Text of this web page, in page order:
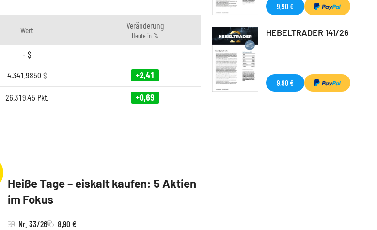
Wert Veränderung
Heute in %
- $
4.341,9850 $ +2,41
26.319,45 Pkt. +0,69
Heiße Tage – eiskalt kaufen: 5 Aktien
im Fokus
Nr. 33/26 8,90 €
9,90 €
HEBELTRADER 141/26
9,90 €